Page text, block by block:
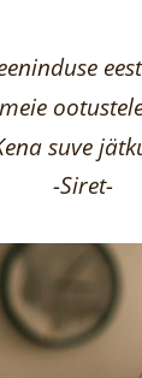
meie
suve
-Siret-